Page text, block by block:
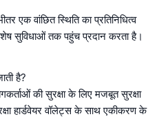
एक वांछित स्थिति का प्रतिनिधित्व
सुविधाओं तक पहुंच प्रदान करता है।
है?
की सुरक्षा के लिए मजबूत सुरक्षा
हार्डवेयर वॉलेट्स के साथ एकीकरण के